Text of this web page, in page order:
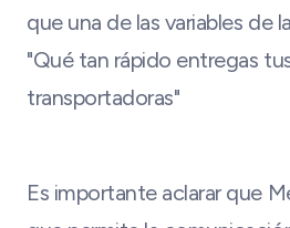
que una de las variables de
"Qué tan rápido entregas
transportadoras"
Es importante aclarar que